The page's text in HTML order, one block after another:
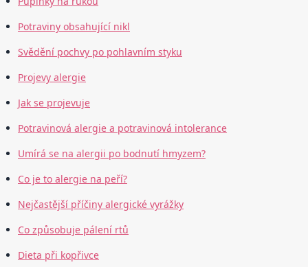
Potraviny obsahující nikl
Svědění pochvy po pohlavním styku
Projevy alergie
Jak se projevuje
Potravinová alergie a potravinová intolerance
Umírá se na alergii po bodnutí hmyzem?
Co je to alergie na peří?
Nejčastější příčiny alergické vyrážky
Co způsobuje pálení rtů
Dieta při kopřivce